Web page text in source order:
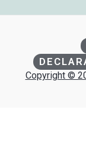
Copyright ©